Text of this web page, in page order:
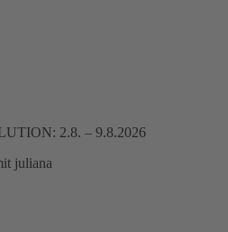
2.8. – 9.8.2026
juliana